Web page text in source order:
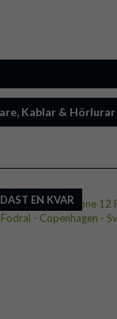
Kablar & Hörlurar
EN KVAR